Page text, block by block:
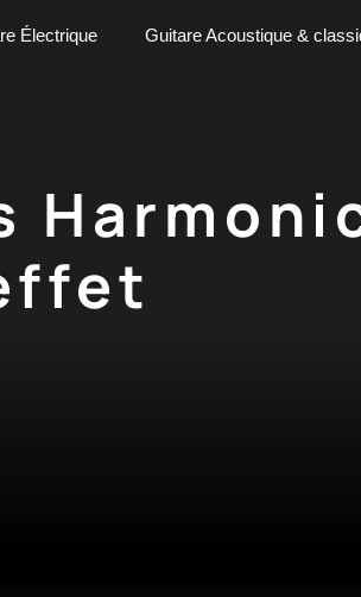
Électrique Guitare Acoustique &